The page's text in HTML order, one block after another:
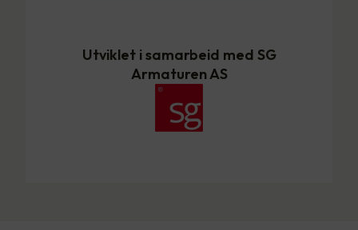
Utviklet i samarbeid med SG
Armaturen AS